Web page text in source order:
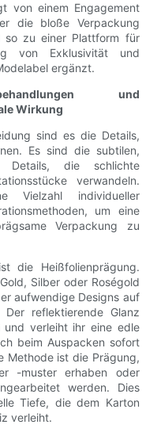
von einem Engagement
die bloße Verpackung
so zu einer Plattform für
von Exklusivität und
ergänzt.
und
Wirkung
sind es die Details,
Es sind die subtilen,
Details, die schlichte
verwandeln.
Vielzahl individueller
um eine
Verpackung zu
die Heißfolienprägung.
Silber oder Roségold
aufwendige Designs auf
reflektierende Glanz
verleiht ihr eine edle
beim Auspacken sofort
Methode ist die Prägung,
-muster erhaben oder
werden. Dies
Tiefe, die dem Karton
verleiht.